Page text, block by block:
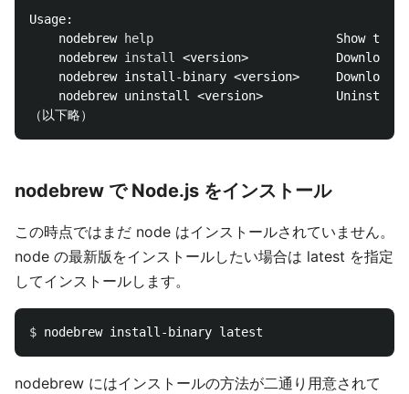
Usage:
    nodebrew
help Show this
    nodebrew
install
<version>            Download
nodebrew install-binary <version>     Download
nodebrew uninstall <version>          Uninstall
nodebrew で Node.js をインストール
この時点ではまだ node はインストールされていません。
node の最新版をインストールしたい場合は latest を指定
してインストールします。
$
nodebrew にはインストールの方法が二通り用意されて